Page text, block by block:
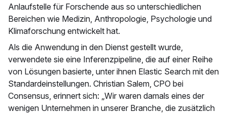
Anlaufstelle für Forschende aus so unterschiedlichen
Bereichen wie Medizin, Anthropologie, Psychologie und
Klimaforschung entwickelt hat.
Als die Anwendung in den Dienst gestellt wurde,
verwendete sie eine Inferenzpipeline, die auf einer Reihe
von Lösungen basierte, unter ihnen Elastic Search mit den
Standardeinstellungen. Christian Salem, CPO bei
Consensus, erinnert sich: „Wir waren damals eines der
wenigen Unternehmen in unserer Branche, die zusätzlich